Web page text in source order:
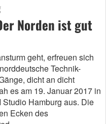
Norden ist gut
geht, erfreuen sich
Technik-
dicht an dicht
es am 19. Januar 2017 in
Hamburg aus. Die
Ecken des